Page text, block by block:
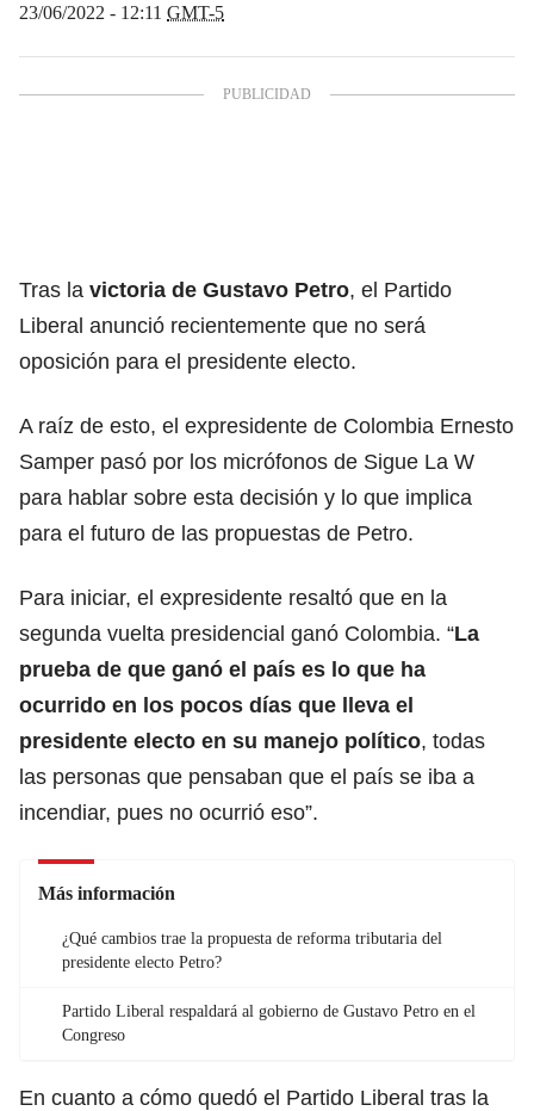
23/06/2022 - 12:11 GMT-5
Tras la victoria de Gustavo Petro, el Partido
Liberal anunció recientemente que no será
oposición para el presidente electo.
A raíz de esto, el expresidente de Colombia Ernesto
Samper pasó por los micrófonos de Sigue La W
para hablar sobre esta decisión y lo que implica
para el futuro de las propuestas de Petro.
Para iniciar, el expresidente resaltó que en la
segunda vuelta presidencial ganó Colombia. “La
prueba de que ganó el país es lo que ha
ocurrido en los pocos días que lleva el
presidente electo en su manejo político, todas
las personas que pensaban que el país se iba a
incendiar, pues no ocurrió eso”.
Más información
¿Qué cambios trae la propuesta de reforma tributaria del
presidente electo Petro?
Partido Liberal respaldará al gobierno de Gustavo Petro en el
Congreso
En cuanto a cómo quedó el Partido Liberal tras la